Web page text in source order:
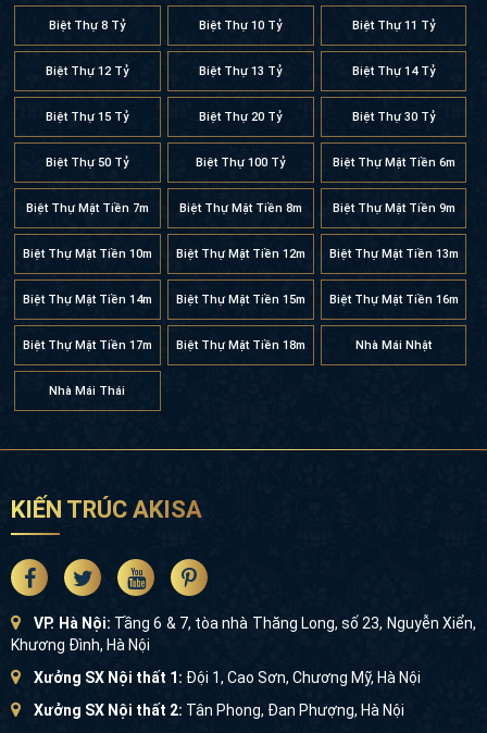
Biệt Thự 8 Tỷ Biệt Thự 10 Tỷ Biệt Thự 11 Tỷ
Biệt Thự 12 Tỷ Biệt Thự 13 Tỷ Biệt Thự 14 Tỷ
Biệt Thự 15 Tỷ Biệt Thự 20 Tỷ Biệt Thự 30 Tỷ
Biệt Thự 50 Tỷ Biệt Thự 100 Tỷ Biệt Thự Mặt Tiền 6m
Biệt Thự Mặt Tiền 7m Biệt Thự Mặt Tiền 8m Biệt Thự Mặt Tiền 9m
Biệt Thự Mặt Tiền 10m Biệt Thự Mặt Tiền 12m Biệt Thự Mặt Tiền 13m
Biệt Thự Mặt Tiền 14m Biệt Thự Mặt Tiền 15m Biệt Thự Mặt Tiền 16m
Biệt Thự Mặt Tiền 17m Biệt Thự Mặt Tiền 18m Nhà Mái Nhật
Nhà Mái Thái
KIẾN TRÚC AKISA
VP. Hà Nội: Tầng 6 & 7, tòa nhà Thăng Long, số 23, Nguyễn Xiển,
Khương Đình, Hà Nội
Xưởng SX Nội thất 1: Đội 1, Cao Sơn, Chương Mỹ, Hà Nội
Xưởng SX Nội thất 2: Tân Phong, Đan Phượng, Hà Nội